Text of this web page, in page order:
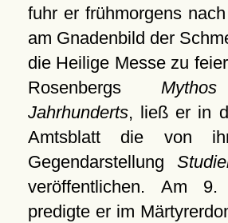
fuhr er frühmorgens
am Gnadenbild der
die Heilige Messe zu
Rosenbergs
Jahrhunderts, ließ er in
Amtsblatt die von
Gegendarstellung
veröffentlichen. Am
predigte er im